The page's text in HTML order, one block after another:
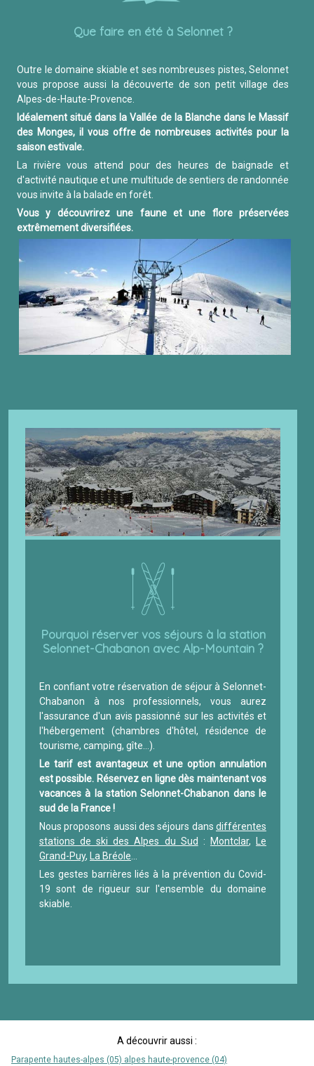
Que faire en été à Selonnet ?
Outre le domaine skiable et ses nombreuses pistes, Selonnet
vous propose aussi la découverte de son petit village des
Alpes-de-Haute-Provence.
Idéalement situé dans la Vallée de la Blanche dans le Massif
des Monges, il vous offre de nombreuses activités pour la
saison estivale.
La rivière vous attend pour des heures de baignade et
d'activité nautique et une multitude de sentiers de randonnée
vous invite à la balade en forêt.
Vous y découvrirez une faune et une flore préservées
extrêmement diversifiées.
Pourquoi réserver vos séjours à la station
Selonnet-Chabanon avec Alp-Mountain ?
En confiant votre réservation de séjour à Selonnet-
Chabanon à nos professionnels, vous aurez
l'assurance d'un avis passionné sur les activités et
l'hébergement (chambres d'hôtel, résidence de
tourisme, camping, gîte…).
Le tarif est avantageux et une option annulation
est possible. Réservez en ligne dès maintenant vos
vacances à la station Selonnet-Chabanon dans le
sud de la France !
Nous proposons aussi des séjours dans différentes
stations de ski des Alpes du Sud
: Montclar,
Le
Grand-Puy, La Bréole…
Les gestes barrières liés à la prévention du Covid-
19 sont de rigueur sur l'ensemble du domaine
skiable.
A découvrir aussi :
Parapente hautes-alpes (05) alpes haute-provence (04)